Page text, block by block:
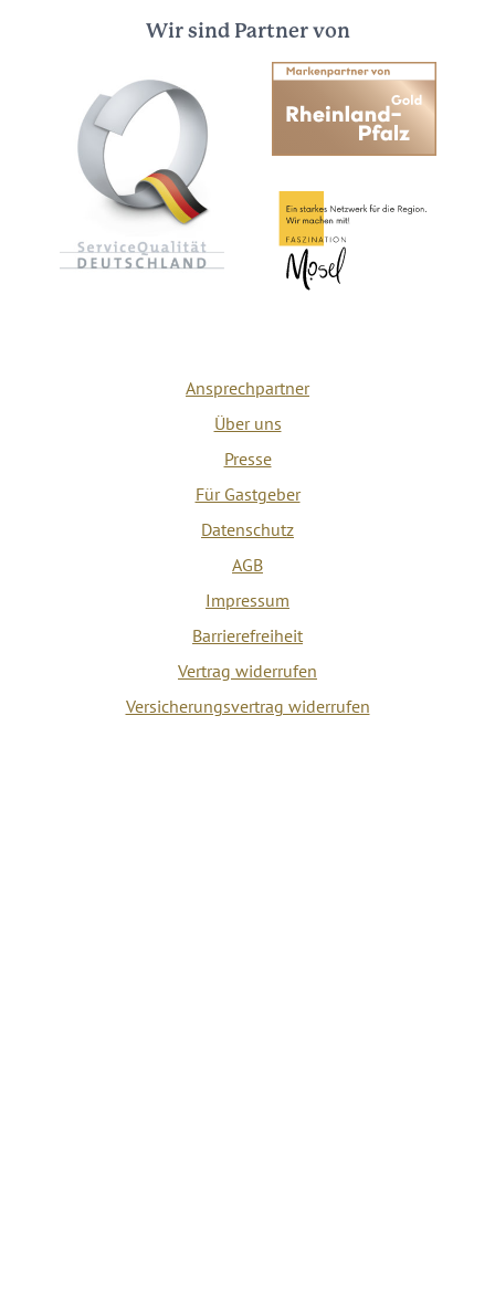
Wir sind Partner von
Ansprechpartner
Über uns
Presse
Für Gastgeber
Datenschutz
AGB
Impressum
Barrierefreiheit
Vertrag widerrufen
Versicherungsvertrag widerrufen